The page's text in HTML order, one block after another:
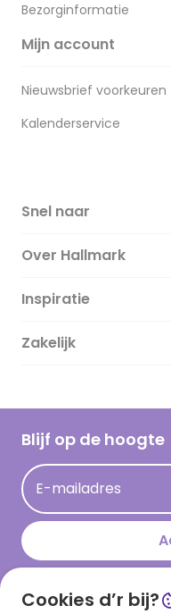
Bezorginformatie
Mijn account
Nieuwsbrief voorkeuren
Kalenderservice
Snel naar
Over Hallmark
Over ons
Duurzaamheid
Hallmark Kaartclub
Acties
Persberichten
Hallmark en
Inspiratie
Magazine
Cadeau inspiratie
Kaartinspiratie
Zakelijk
Blijf op de hoogte
E-mailadres
Download onze
Cookies d’r bij?